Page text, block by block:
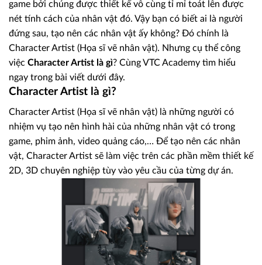
game bởi chúng được thiết kế vô cùng tỉ mỉ toát lên được
nét tính cách của nhân vật đó. Vậy bạn có biết ai là người
đứng sau, tạo nên các nhân vật ấy không? Đó chính là
Character Artist (Họa sĩ vẽ nhân vật). Nhưng cụ thể công
việc Character Artist là gì? Cùng VTC Academy tìm hiểu
ngay trong bài viết dưới đây.
Character Artist là gì?
Character Artist (Họa sĩ vẽ nhân vật) là những người có
nhiệm vụ tạo nên hình hài của những nhân vật có trong
game, phim ảnh, video quảng cáo,… Để tạo nên các nhân
vật, Character Artist sẽ làm việc trên các phần mềm thiết kế
2D, 3D chuyên nghiệp tùy vào yêu cầu của từng dự án.